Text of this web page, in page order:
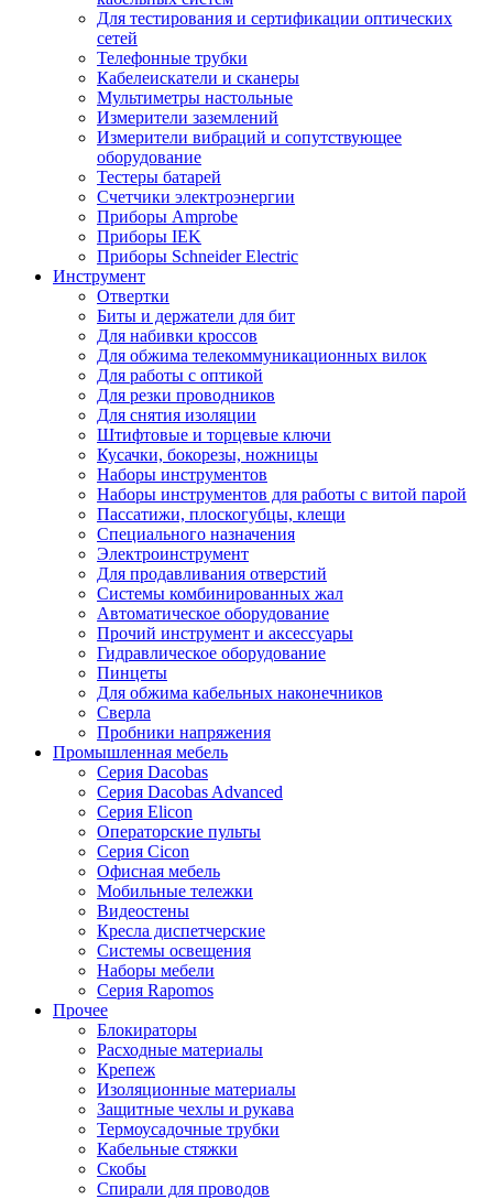
Для тестирования и сертификации оптических
сетей
Телефонные трубки
Кабелеискатели и сканеры
Мультиметры настольные
Измерители заземлений
Измерители вибраций и сопутствующее
оборудование
Тестеры батарей
Счетчики электроэнергии
Приборы Amprobe
Приборы IEK
Приборы Schneider Electric
Инструмент
Отвертки
Биты и держатели для бит
Для набивки кроссов
Для обжима телекоммуникационных вилок
Для работы с оптикой
Для резки проводников
Для снятия изоляции
Штифтовые и торцевые ключи
Кусачки, бокорезы, ножницы
Наборы инструментов
Наборы инструментов для работы с витой парой
Пассатижи, плоскогубцы, клещи
Специального назначения
Электроинструмент
Для продавливания отверстий
Системы комбинированных жал
Автоматическое оборудование
Прочий инструмент и аксессуары
Гидравлическое оборудование
Пинцеты
Для обжима кабельных наконечников
Сверла
Пробники напряжения
Промышленная мебель
Серия Dacobas
Серия Dacobas Advanced
Серия Elicon
Операторские пульты
Серия Cicon
Офисная мебель
Мобильные тележки
Видеостены
Кресла диспетчерские
Системы освещения
Наборы мебели
Серия Rapomos
Прочее
Блокираторы
Расходные материалы
Крепеж
Изоляционные материалы
Защитные чехлы и рукава
Термоусадочные трубки
Кабельные стяжки
Скобы
Спирали для проводов